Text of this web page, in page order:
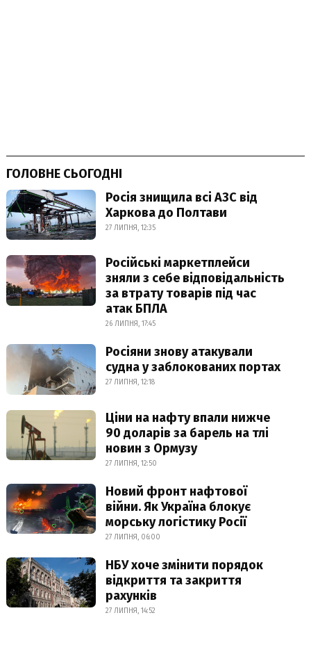
ГОЛОВНЕ СЬОГОДНІ
Росія знищила всі АЗС від
Харкова до Полтави
27 ЛИПНЯ, 12:35
Російські маркетплейси
зняли з себе відповідальність
за втрату товарів під час
атак БПЛА
26 ЛИПНЯ, 17:45
Росіяни знову атакували
судна у заблокованих портах
27 ЛИПНЯ, 12:18
Ціни на нафту впали нижче
90 доларів за барель на тлі
новин з Ормузу
27 ЛИПНЯ, 12:50
Новий фронт нафтової
війни. Як Україна блокує
морську логістику Росії
27 ЛИПНЯ, 06:00
НБУ хоче змінити порядок
відкриття та закриття
рахунків
27 ЛИПНЯ, 14:52